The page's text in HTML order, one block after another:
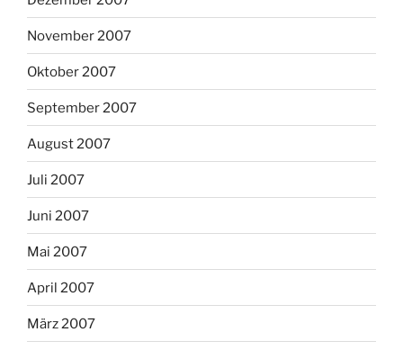
November 2007
Oktober 2007
September 2007
August 2007
Juli 2007
Juni 2007
Mai 2007
April 2007
März 2007